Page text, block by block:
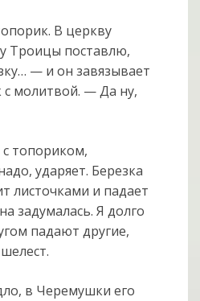
В церкву
Троицы поставлю,
— и он завязывает
с молитвой. — Да ну,
топориком,
ударяет. Березка
листочками и падает
задумалась. Я долго
падают другие,
в Черемушки его